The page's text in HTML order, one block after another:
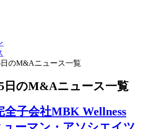
日のM&Aニュース一覧
日のM&Aニュース一覧
全子会社MBK Wellness